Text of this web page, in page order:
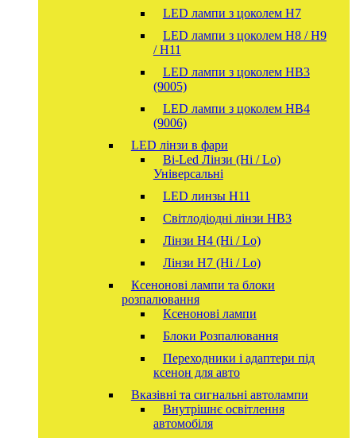
LED лампи з цоколем H7
LED лампи з цоколем H8 / H9
/ H11
LED лампи з цоколем HB3
(9005)
LED лампи з цоколем HB4
(9006)
LED лінзи в фари
Bi-Led Лінзи (Hi / Lo)
Універсальні
LED линзы H11
Світлодіодні лінзи HB3
Лінзи Н4 (Hi / Lo)
Лінзи Н7 (Hi / Lo)
Ксенонові лампи та блоки
розпалювання
Ксенонові лампи
Блоки Розпалювання
Переходники і адаптери під
ксенон для авто
Вказівні та сигнальні автолампи
Внутрішнє освітлення
автомобіля